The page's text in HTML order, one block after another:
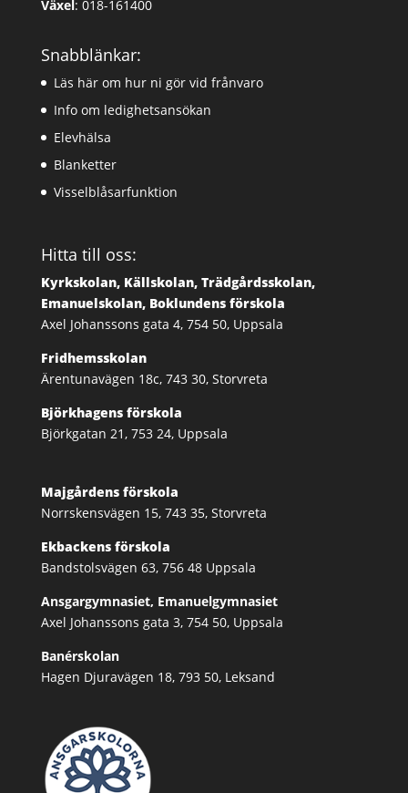
Växel: 018-161400
Snabblänkar:
Läs här om hur ni gör vid frånvaro
Info om ledighetsansökan
Elevhälsa
Blanketter
Visselblåsarfunktion
Hitta till oss:
Kyrkskolan, Källskolan, Trädgårdsskolan,
Emanuelskolan, Boklundens förskola
Axel Johanssons gata 4, 754 50, Uppsala
Fridhemsskolan
Ärentunavägen 18c, 743 30, Storvreta
Björkhagens förskola
Björkgatan 21, 753 24, Uppsala
Majgårdens förskola
Norrskensvägen 15, 743 35, Storvreta
Ekbackens förskola
Bandstolsvägen 63, 756 48 Uppsala
Ansgargymnasiet, Emanuelgymnasiet
Axel Johanssons gata 3, 754 50, Uppsala
Banérskolan
Hagen Djuravägen 18, 793 50, Leksand